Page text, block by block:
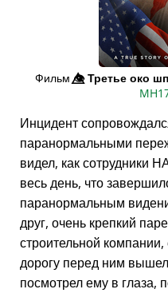
Фильм👁️⃤Третье око
Инцидент
паранормальными
видел, как сотрудники
весь день, что
паранормальным
друг, очень крепкий
строительной
дорогу перед ним
посмотрел ему в глаза,